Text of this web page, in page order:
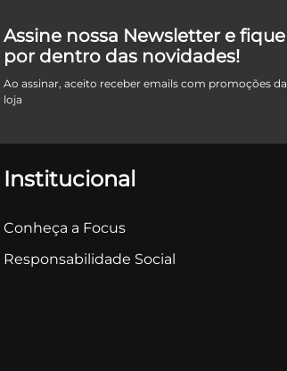
Assine nossa Newsletter e fique
por dentro das novidades!
Ao assinar, aceito receber emails com promoções da
loja
Institucional
Conheça a Focus
Responsabilidade Social